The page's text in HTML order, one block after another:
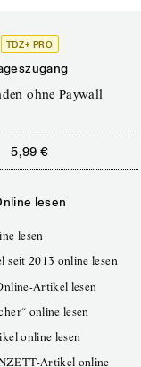
TDZ+ PRO
ohne Paywall
5,99 €
lesen
lesen
seit 2013 online lesen
Artikel lesen
online lesen
online lesen
Artikel online